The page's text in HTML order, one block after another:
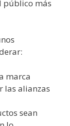
público más
marca
las alianzas
sean